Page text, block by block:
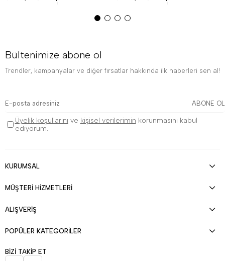
Bültenimize abone ol
Trendler, kampanyalar ve diğer fırsatlar hakkında ilk haberleri sen al!
ABONE OL
Üyelik koşullarını ve kişisel verilerimin korunmasını kabul
ediyorum.
KURUMSAL
MÜŞTERİ HİZMETLERİ
ALIŞVERİŞ
POPÜLER KATEGORİLER
BİZİ TAKİP ET